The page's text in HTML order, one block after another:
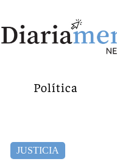
Política
JUSTICIA